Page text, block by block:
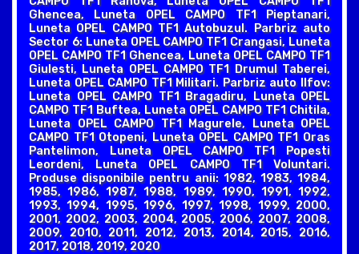
Ghencea, Luneta OPEL CAMPO TF1 Pieptanari,
Luneta OPEL CAMPO TF1 Autobuzul. Parbriz auto
Sector 6: Luneta OPEL CAMPO TF1 Crangasi, Luneta
OPEL CAMPO TF1 Ghencea, Luneta OPEL CAMPO TF1
Giulesti, Luneta OPEL CAMPO TF1 Drumul Taberei,
Luneta OPEL CAMPO TF1 Militari. Parbriz auto Ilfov:
Luneta OPEL CAMPO TF1 Bragadiru, Luneta OPEL
CAMPO TF1 Buftea, Luneta OPEL CAMPO TF1 Chitila,
Luneta OPEL CAMPO TF1 Magurele, Luneta OPEL
CAMPO TF1 Otopeni, Luneta OPEL CAMPO TF1 Oras
Pantelimon, Luneta OPEL CAMPO TF1 Popesti
Leordeni, Luneta OPEL CAMPO TF1 Voluntari.
Produse disponibile pentru anii: 1982, 1983, 1984,
1985, 1986, 1987, 1988, 1989, 1990, 1991, 1992,
1993, 1994, 1995, 1996, 1997, 1998, 1999, 2000,
2001, 2002, 2003, 2004, 2005, 2006, 2007, 2008,
2009, 2010, 2011, 2012, 2013, 2014, 2015, 2016,
2017, 2018, 2019, 2020